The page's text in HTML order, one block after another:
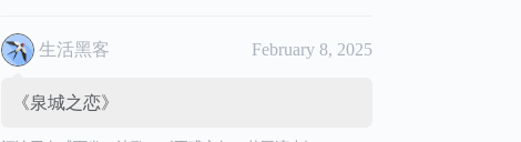
生活黑客 February 8, 2025
《泉城之恋》